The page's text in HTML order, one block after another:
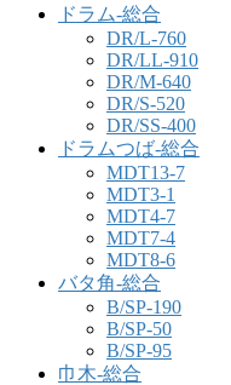
ドラム-総合
DR/L-760
DR/LL-910
DR/M-640
DR/S-520
DR/SS-400
ドラムつば-総合
MDT13-7
MDT3-1
MDT4-7
MDT7-4
MDT8-6
バタ角-総合
B/SP-190
B/SP-50
B/SP-95
巾木-総合